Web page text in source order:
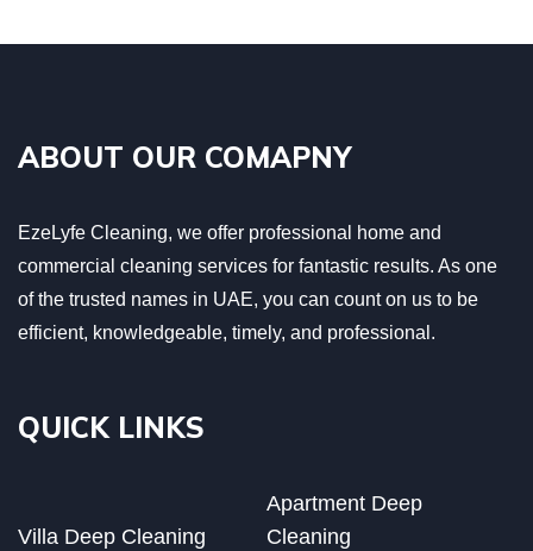
ABOUT OUR COMAPNY
EzeLyfe Cleaning, we offer professional home and
commercial cleaning services for fantastic results. As one
of the trusted names in UAE, you can count on us to be
efficient, knowledgeable, timely, and professional.
QUICK LINKS
Villa Deep Cleaning
Apartment Deep
Cleaning